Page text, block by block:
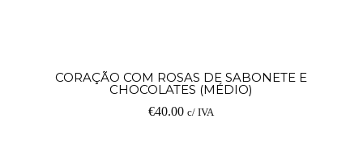
CORAÇÃO COM ROSAS DE SABONETE E
CHOCOLATES (MÉDIO)
€40.00 c/ IVA